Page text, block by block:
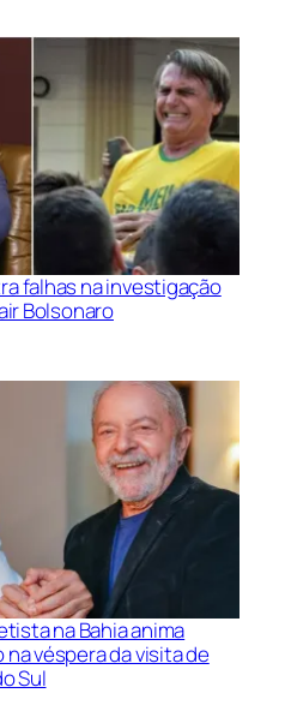
falhas na investigação
Bolsonaro
na Bahia anima
véspera da visita de
Sul